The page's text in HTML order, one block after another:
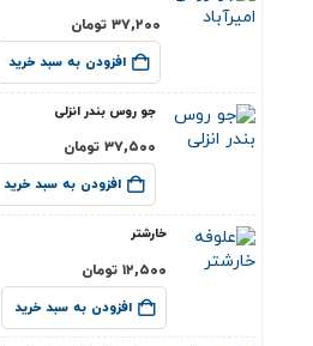
۳۷,۲۰۰ تومان
افزودن به سبد خرید
جو روس بندر انزلی
۳۷,۵۰۰ تومان
افزودن به سبد خرید
خارشتر
۱۲,۵۰۰ تومان
افزودن به سبد خرید